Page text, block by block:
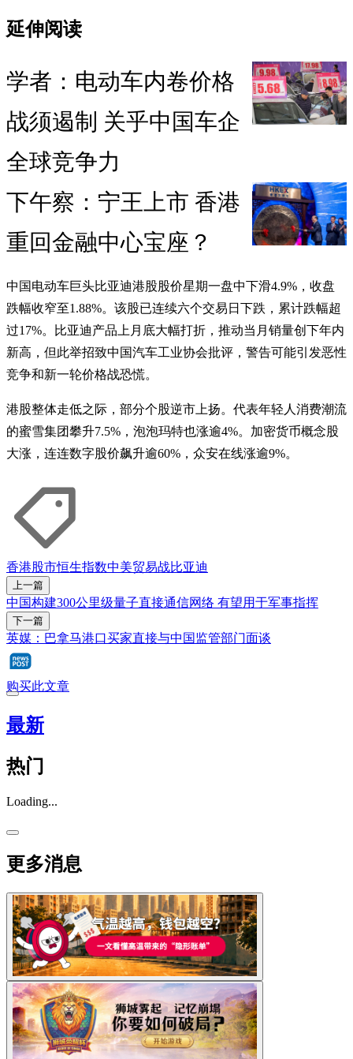
延伸阅读
学者：电动车内卷价格
战须遏制 关乎中国车企
全球竞争力
下午察：宁王上市 香港
重回金融中心宝座？
中国电动车巨头比亚迪港股股价星期一盘中下滑4.9%，收盘
跌幅收窄至1.88%。该股已连续六个交易日下跌，累计跌幅超
过17%。比亚迪产品上月底大幅打折，推动当月销量创下年内
新高，但此举招致中国汽车工业协会批评，警告可能引发恶性
竞争和新一轮价格战恐慌。
港股整体走低之际，部分个股逆市上扬。代表年轻人消费潮流
的蜜雪集团攀升7.5%，泡泡玛特也涨逾4%。加密货币概念股
大涨，连连数字股价飙升逾60%，众安在线涨逾9%。
香港股市恒生指数中美贸易战比亚迪
上一篇
中国构建300公里级量子直接通信网络 有望用于军事指挥
下一篇
英媒：巴拿马港口买家直接与中国监管部门面谈
购买此文章
最新
热门
Loading...
更多消息